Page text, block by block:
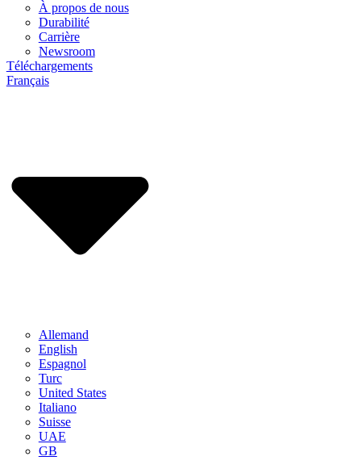
À propos de nous
Durabilité
Carrière
Newsroom
Téléchargements
Français
Allemand
English
Espagnol
Turc
United States
Italiano
Suisse
UAE
GB